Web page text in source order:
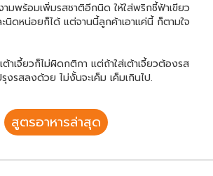
ามพร้อมเพิ่มรสชาติอีกนิด ให้ใส่พริกชี้ฟ้าเขียว
นิดหน่อยก็ได้ แต่จานนี้ลูกค้าเอาแค่นี้ ก็ตามใจ
ต้าเจี้ยวก็ไม่ผิดกติกา แต่ถ้าใส่เต้าเจี้ยวต้องรส
รสลงด้วย ไม่งั้นจะเค็ม เค็มเกินไป.
สูตรอาหารล่าสุด